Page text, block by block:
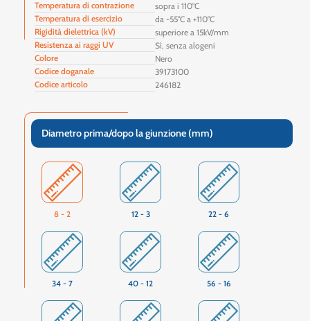
Temperatura di contrazione
sopra i 110°C
Temperatura di esercizio
da -55°C a +110°C
Rigidità dielettrica (kV)
superiore a 15kV/mm
Resistenza ai raggi UV
Sì, senza alogeni
Colore
Nero
Codice doganale
39173100
Codice articolo
246182
Diametro prima/dopo la giunzione (mm)
8 - 2 12 - 3 22 - 6
34 - 7 40 - 12 56 - 16